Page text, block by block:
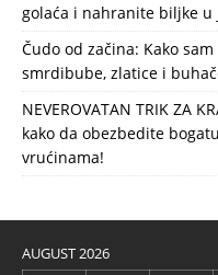
golaća i nahranite biljke u
Čudo od začina: Kako
smrdibube, zlatice i
NEVEROVATAN TRIK ZA
kako da obezbedite
vrućinama!
AUGUST 2026